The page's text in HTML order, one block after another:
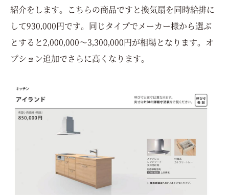
紹介をします。こちらの商品ですと換気扇を同時給排に
して930,000円です。同じタイプでメーカー様から選ぶ
とすると2,000,000～3,300,000円が相場となります。オ
プション追加でさらに高くなります。